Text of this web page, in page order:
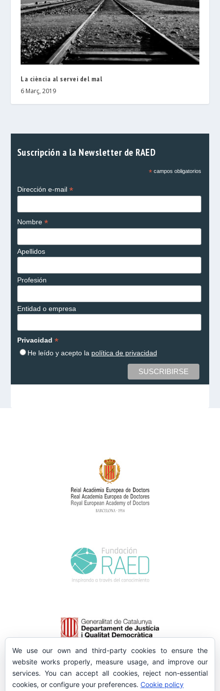
La ciència al servei del mal
6 Març, 2019
Suscripción a la Newsletter de RAED
*campos obligatorios
Dirección e-mail *
Nombre *
Apellidos
Profesión
Entidad o empresa
Privacidad *
He leído y acepto la política de privacidad
We use our own and third-party cookies to ensure the
website works properly, measure usage, and improve our
services. You can accept all cookies, reject non-essential
cookies, or configure your preferences. Cookie policy